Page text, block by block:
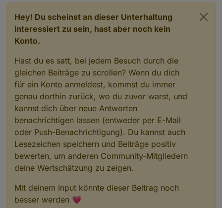
Hey! Du scheinst an dieser Unterhaltung
interessiert zu sein, hast aber noch kein
Konto.
Hast du es satt, bei jedem Besuch durch die
gleichen Beiträge zu scrollen? Wenn du dich
für ein Konto anmeldest, kommst du immer
genau dorthin zurück, wo du zuvor warst, und
kannst dich über neue Antworten
benachrichtigen lassen (entweder per E-Mail
oder Push-Benachrichtigung). Du kannst auch
Lesezeichen speichern und Beiträge positiv
bewerten, um anderen Community-Mitgliedern
deine Wertschätzung zu zeigen.
Mit deinem Input könnte dieser Beitrag noch
besser werden 💗